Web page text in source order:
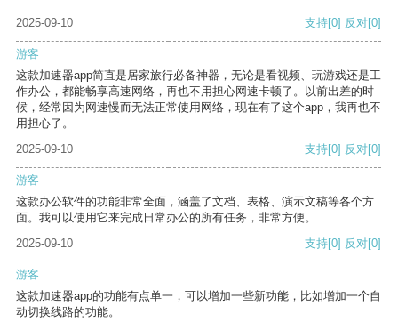
2025-09-10 支持[0] 反对[0]
游客
这款加速器app简直是居家旅行必备神器，无论是看视频、玩游戏还是工
作办公，都能畅享高速网络，再也不用担心网速卡顿了。以前出差的时
候，经常因为网速慢而无法正常使用网络，现在有了这个app，我再也不
用担心了。
2025-09-10
支持[0] 反对[0]
游客
这款办公软件的功能非常全面，涵盖了文档、表格、演示文稿等各个方
面。我可以使用它来完成日常办公的所有任务，非常方便。
2025-09-10
支持[0] 反对[0]
游客
这款加速器app的功能有点单一，可以增加一些新功能，比如增加一个自
动切换线路的功能。